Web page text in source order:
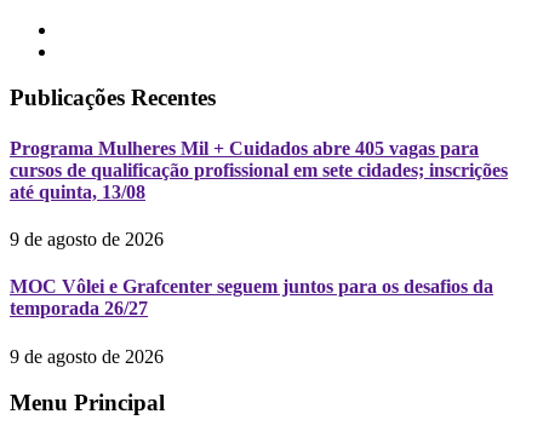
Publicações Recentes
Programa Mulheres Mil + Cuidados abre 405 vagas para
cursos de qualificação profissional em sete cidades; inscrições
até quinta, 13/08
9 de agosto de 2026
MOC Vôlei e Grafcenter seguem juntos para os desafios da
temporada 26/27
9 de agosto de 2026
Menu Principal